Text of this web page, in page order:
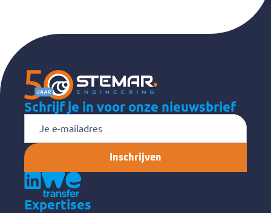
Schrijf je in voor onze nieuwsbrief
mailadres
Expertises